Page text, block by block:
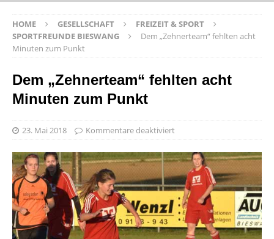
HOME GESELLSCHAFT
FREIZEIT & SPORT
SPORTFREUNDE BIESWANG
Dem „Zehnerteam“ fehlten acht
Minuten zum Punkt
Dem „Zehnerteam“ fehlten acht
Minuten zum Punkt
23. Mai 2018 Kommentare deaktiviert